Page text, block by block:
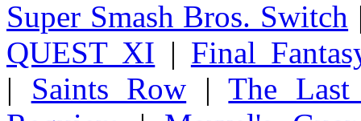
Super Smash Bros. Switch
QUEST XI | Final
| Saints Row |The